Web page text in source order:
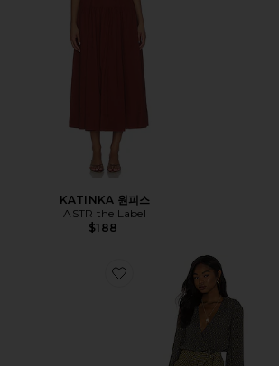
KATINKA 원피스
ASTR the Label
$188
Favorite GIOVANNA 미니 원피스